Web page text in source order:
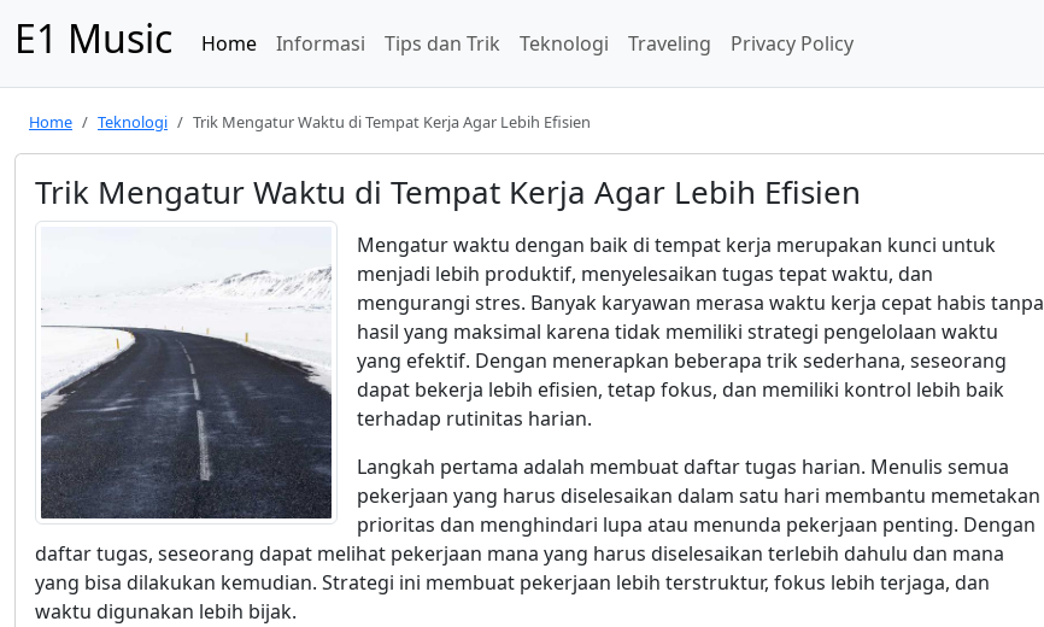
E1 Music Home Informasi Tips dan Trik Teknologi Traveling Privacy Policy
Home Teknologi Trik Mengatur Waktu di Tempat Kerja Agar Lebih Efisien
Trik Mengatur Waktu di Tempat Kerja Agar Lebih Efisien
Mengatur waktu dengan baik di tempat kerja merupakan kunci untuk
menjadi lebih produktif, menyelesaikan tugas tepat waktu, dan
mengurangi stres. Banyak karyawan merasa waktu kerja cepat habis tanpa
hasil yang maksimal karena tidak memiliki strategi pengelolaan waktu
yang efektif. Dengan menerapkan beberapa trik sederhana, seseorang
dapat bekerja lebih efisien, tetap fokus, dan memiliki kontrol lebih baik
terhadap rutinitas harian.
Langkah pertama adalah membuat daftar tugas harian. Menulis semua
pekerjaan yang harus diselesaikan dalam satu hari membantu memetakan
prioritas dan menghindari lupa atau menunda pekerjaan penting. Dengan
daftar tugas, seseorang dapat melihat pekerjaan mana yang harus diselesaikan terlebih dahulu dan mana
yang bisa dilakukan kemudian. Strategi ini membuat pekerjaan lebih terstruktur, fokus lebih terjaga, dan
waktu digunakan lebih bijak.